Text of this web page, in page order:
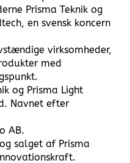
Prisma Teknik og
en svensk koncern
virksomheder,
med
og Prisma Light
Navnet efter
AB.
salget af Prisma